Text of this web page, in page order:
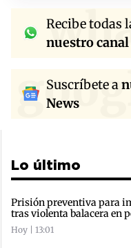
Recibe todas
nuestro
Suscríbete a
News
Lo último
Prisión preventiva para
tras violenta balacera en
Hoy | 13:01